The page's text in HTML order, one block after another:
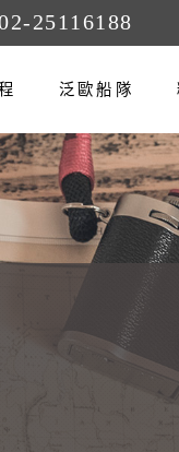
25116188
泛歐船隊